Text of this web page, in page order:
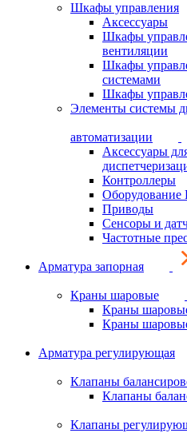
Шкафы управления
Аксессуары
Шкафы
вентиляции
Шкафы
системами
Шкафы
Элементы системы
автоматизации
Аксессуары
Контроллеры
Приводы
Сенсоры и
Частотные
Арматура запорная
Краны шаровые
Краны
Краны
Арматура регулирующая
Клапаны
Клапаны
Клапаны